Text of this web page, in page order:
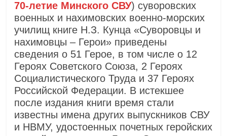
70-летие Минского СВУ) суворовских
военных и нахимовских военно-морских
училищ книге Н.З. Кунца «Суворовцы и
нахимовцы – Герои» приведены
сведения о 51 Герое, в том числе о 12
Героях Советского Союза, 2 Героях
Социалистического Труда и 37 Героях
Российской Федерации. В истекшее
после издания книги время стали
известны имена других выпускников СВУ
и НВМУ, удостоенных почетных геройских